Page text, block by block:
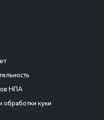
НПА
куки